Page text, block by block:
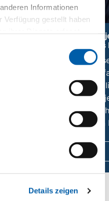
Informationen
Verfügung gestellt haben
Details zeigen
Projektplanung
das
Planung
den